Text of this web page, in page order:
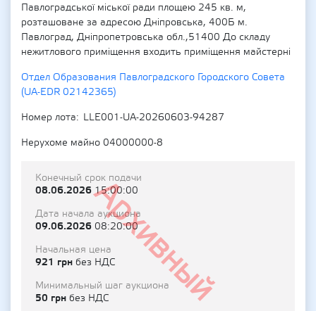
Павлоградської міської ради площею 245 кв. м,
розташоване за адресою Дніпровська, 400Б м.
Павлоград, Дніпропетровська обл.,51400 До складу
нежитлового приміщення входить приміщення майстерні
Отдел Образования Павлоградского Городского Совета
(UA-EDR 02142365)
Номер лота
LLE001-UA-20260603-94287
Нерухоме майно 04000000-8
Архивный
Конечный срок подачи
08.06.202615:00:00
Дата начала аукциона
09.06.2026 08:20:00
Начальная цена
921 грн без НДС
Минимальный шаг аукциона
50 грн без НДС